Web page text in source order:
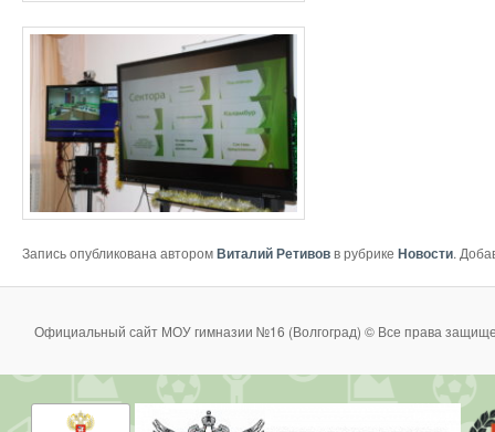
Запись опубликована авторомВиталий Ретивовв рубрике Новости.
Официальный сайт МОУ гимназии №16 (Волгоград) © Все права